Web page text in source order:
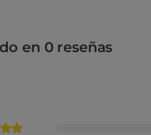
en 0 reseñas